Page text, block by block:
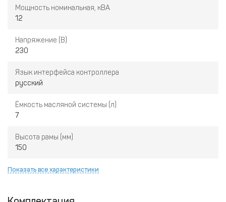
Мощность номинальная, кВА
12
Напряжение (В)
230
Язык интерфейса контроллера
русский
Ёмкость масляной системы (л)
7
Высота рамы (мм)
150
Показать все характеристики